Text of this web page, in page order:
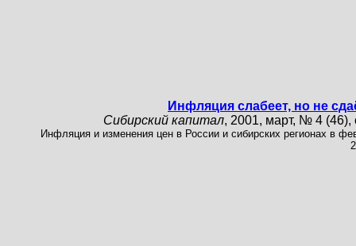
Инфляция слабеет, но не
Сибирский капитал, 2001, март, № 4 (46),
Инфляция и изменения цен в России и сибирских регионах в